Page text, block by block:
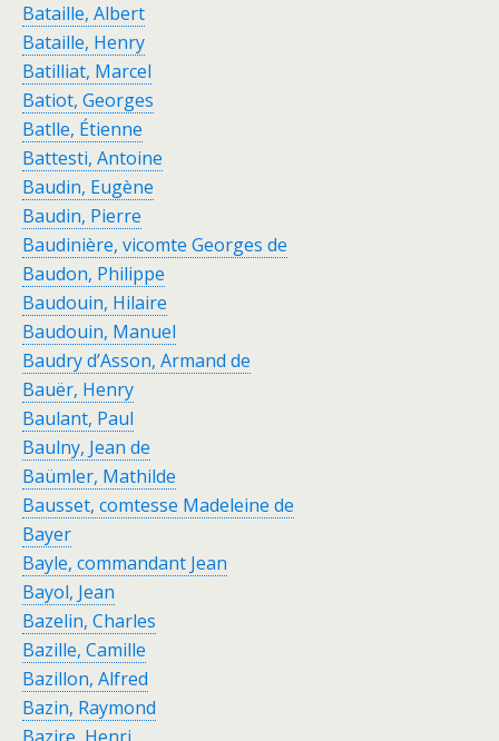
Bataille, Albert
Bataille, Henry
Batilliat, Marcel
Batiot, Georges
Batlle, Étienne
Battesti, Antoine
Baudin, Eugène
Baudin, Pierre
Baudinière, vicomte Georges de
Baudon, Philippe
Baudouin, Hilaire
Baudouin, Manuel
Baudry d’Asson, Armand de
Bauër, Henry
Baulant, Paul
Baulny, Jean de
Baümler, Mathilde
Bausset, comtesse Madeleine de
Bayer
Bayle, commandant Jean
Bayol, Jean
Bazelin, Charles
Bazille, Camille
Bazillon, Alfred
Bazin, Raymond